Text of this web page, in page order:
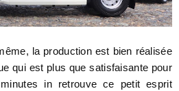
la production est bien réalisée
qui est plus que satisfaisante pour
in retrouve ce petit esprit